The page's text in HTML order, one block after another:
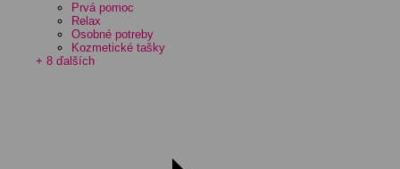
Prvá pomoc
Relax
Osobné potreby
Kozmetické tašky
+ 8 ďalších